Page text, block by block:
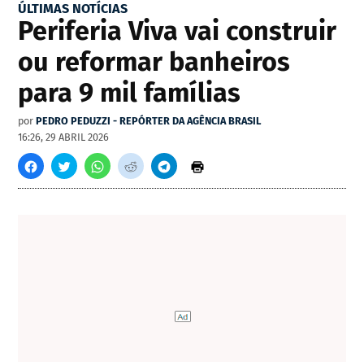
ÚLTIMAS NOTÍCIAS
Periferia Viva vai construir
ou reformar banheiros
para 9 mil famílias
por PEDRO PEDUZZI - REPÓRTER DA AGÊNCIA BRASIL
16:26, 29 ABRIL 2026